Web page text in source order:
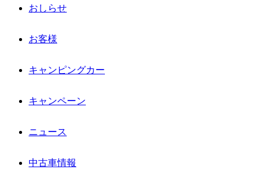
おしらせ
お客様
キャンピングカー
キャンペーン
ニュース
中古車情報